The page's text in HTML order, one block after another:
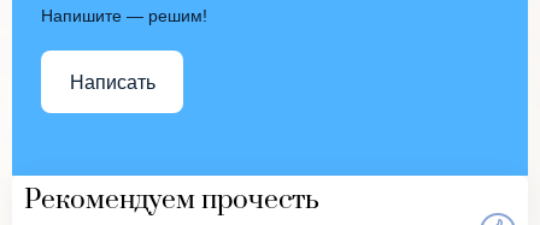
Напишите — решим!
Написать
Рекомендуем прочесть